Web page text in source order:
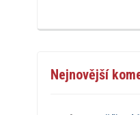
Nejnovější